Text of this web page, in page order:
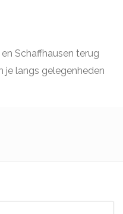
Schaffhausen terug
je langs gelegenheden